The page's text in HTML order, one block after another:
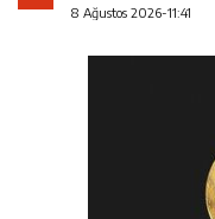
8 Ağustos 2026-11:41